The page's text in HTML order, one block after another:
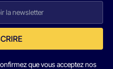
que vous acceptez nos